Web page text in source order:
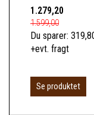
1.279,20
1.599,00
Du sparer:
+evt. fragt
Se produktet